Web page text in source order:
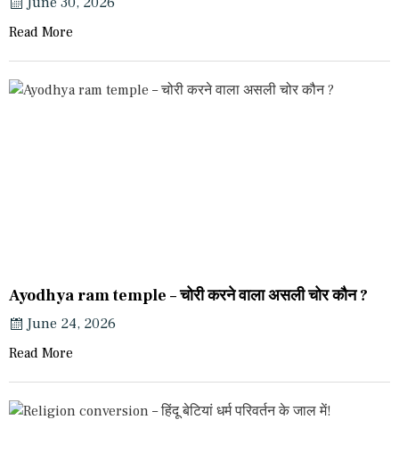
Read More
Ayodhya ram temple – चोरी करने वाला असली चोर कौन ?
June 24, 2026
Read More